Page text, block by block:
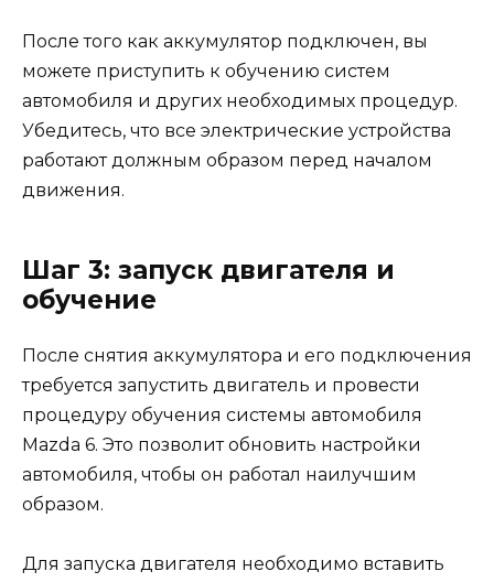
После того как аккумулятор подключен, вы
можете приступить к обучению систем
автомобиля и других необходимых процедур.
Убедитесь, что все электрические устройства
работают должным образом перед началом
движения.
Шаг 3: запуск двигателя и
обучение
После снятия аккумулятора и его подключения
требуется запустить двигатель и провести
процедуру обучения системы автомобиля
Mazda 6. Это позволит обновить настройки
автомобиля, чтобы он работал наилучшим
образом.
Для запуска двигателя необходимо вставить